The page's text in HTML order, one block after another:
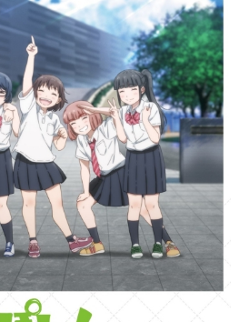
月13日（土）〜2024年4月6日（土）
テレビ東京ほか話数全12話キャスト
灯荒仁：大河元気浅観音真宝：星野
佑典千夜：こばたけまさふみまほ
ろ：永瀬アンナ摩利人：佐々木望拳
一郎：斉藤次郎座布：野津山幸宏駒
男：山口勝平王太：竹内良太蛇走：
古川慎刃暮：葉山翔太阿久太郎：鈴
木千尋スタッフ原作：内海紘子・岸
本卓・MAPPA・東宝監督：内海紘子
シリーズ構成・脚本：岸本卓キャラ
クターデザイン・総作画監督：加々
美高浩サブキャラクターデザイン・
総作画監督：齊田博之 伊藤公規
伊藤晋之衣装コンセプトデザイン：
澤田石和寛美術監督：鈴木くるみ色